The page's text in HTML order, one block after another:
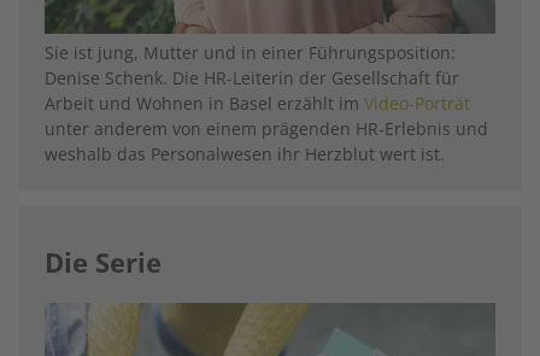
Sie ist jung, Mutter und in einer Führungsposition:
Denise Schenk. Die HR-Leiterin der Gesellschaft für
Arbeit und Wohnen in Basel erzählt im Video-Porträt
unter anderem von einem prägenden HR-Erlebnis und
weshalb das Personalwesen ihr Herzblut wert ist.
Die Serie
Image